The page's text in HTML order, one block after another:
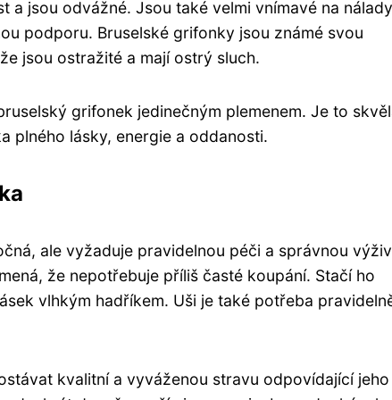
a jsou odvážné. Jsou také velmi vnímavé na nálady
podporu. Bruselské grifonky jsou známé svou
jsou ostražité a mají ostrý sluch.
grifonek jedinečným plemenem. Je to
plného lásky, energie a oddanosti.
ale vyžaduje pravidelnou péči a správnou
že nepotřebuje příliš časté koupání. Stačí ho
vlhkým hadříkem. Uši je také potřeba
kvalitní a vyváženou stravu odpovídající jeho